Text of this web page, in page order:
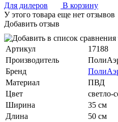
Для дилеров
В корзину
У этого товара еще нет отзывов
Добавить отзыв
Артикул
17188
Производитель
Бренд
Материал
ПВД
Цвет
светло-
Ширина
35 см
Длина
50 см